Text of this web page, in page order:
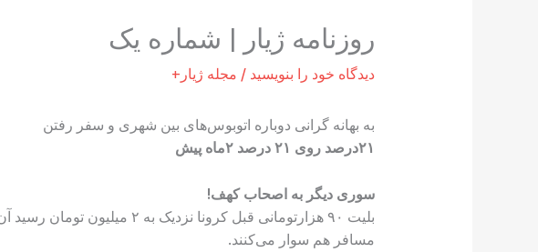
روزنامه ژیار | شماره یک
دیدگاه‌ خود را بنویسید / مجله ژیار+
به بهانه گرانی دوباره اتوبوس‌های بین شهری و سفر رفتن
۲۱درصد‭ ‬روی‭ ‬۲۱‭ ‬درصد۲‭ ‬ماه‭ ‬پیش
سوری‭ ‬دیگر‭ ‬به‭ ‬اصحاب‭ ‬کهف‭!‬
بلیت‭ ‬۹۰‭ ‬هزارتومانی‭ ‬قبل‭ ‬کرونا‭ ‬نزدیک‭ ‬به‭ ‬۲‭ ‬میلیون‭ ‬تومان‭ ‬رسید‭ ‬آن‭ ‬هم‭ ‬برای‭ ‬اتوبوس‌هایی‭ ‬که‭ ‬اسمش‭ ‬مسافربری‭ ‬است،‭ ‬هدف‭ ‬بردن‭
‬مسافر‭ ‬هم‭ ‬سوار‭ ‬می‌کنند‭.‬